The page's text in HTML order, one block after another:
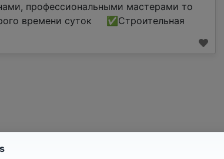
профессиональными мастерами то
времени суток ✅Строительная